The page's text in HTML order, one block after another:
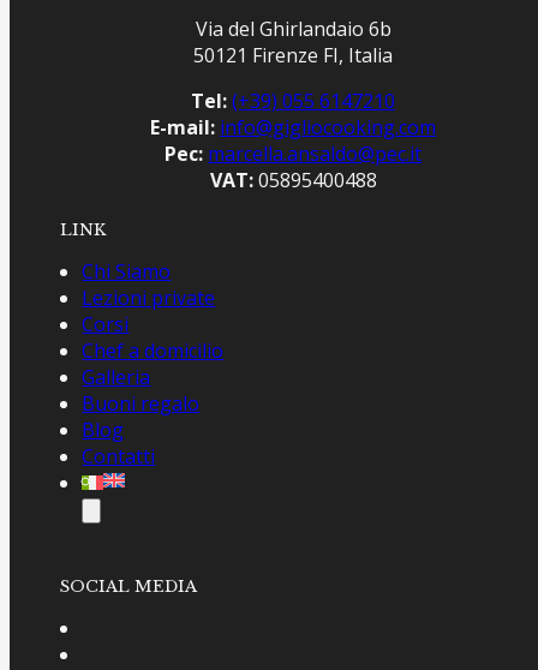
Via del Ghirlandaio 6b
50121 Firenze FI, Italia
Tel:(+39) 055 6147210
E-mail: info@gigliocooking.com
Pec: marcella.ansaldo@pec.it
VAT:05895400488
LINK
Chi Siamo
Lezioni private
Corsi
Chef a domicilio
Galleria
Buoni regalo
Blog
Contatti
SOCIAL MEDIA